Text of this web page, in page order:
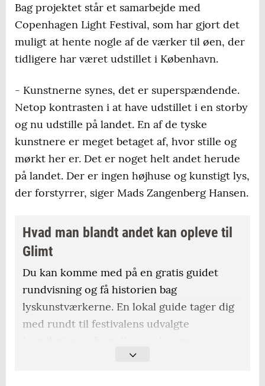
Bag projektet står et samarbejde med
Copenhagen Light Festival, som har gjort det
muligt at hente nogle af de værker til øen, der
tidligere har været udstillet i København.
- Kunstnerne synes, det er superspændende.
Netop kontrasten i at have udstillet i en storby
og nu udstille på landet. En af de tyske
kunstnere er meget betaget af, hvor stille og
mørkt her er. Det er noget helt andet herude
på landet. Der er ingen højhuse og kunstigt lys,
der forstyrrer, siger Mads Zangenberg Hansen.
Hvad man blandt andet kan opleve til
Glimt
Du kan komme med på en gratis guidet
rundvisning og få historien bag
lyskunstværkerne. En lokal guide tager dig
med rundt til festivalens udvalgte
tankerne bag værkerne og placeringen i det